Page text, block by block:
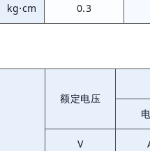
kg⋅cm 0.3
额定电压
电流
V A